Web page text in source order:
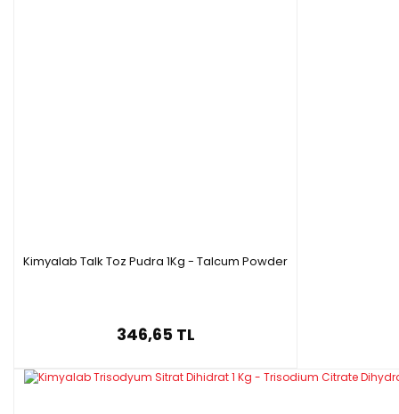
Kimyalab Talk Toz Pudra 1Kg - Talcum Powder
346,65 TL